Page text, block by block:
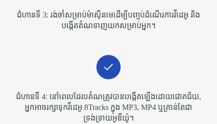
ជំហានទី 3: រង់ចាំសម្រាប់ម៉ាស៊ីនមេដើម្បីបញ្ចប់ដំណើរការវីដេអូ និង
បង្កើតតំណទាញយកសម្រាប់អ្នក។
ជំហាន​ទី 4​: នៅ​ពេល​ដែល​តំណ​ត្រូវ​បាន​បង្កើត​ឡើង​ដោយ​ជោគជ័យ​,
អ្នក​អាច​រក្សា​ទុក​វីដេអូ 8Tracks ក្នុង MP3​, MP4 ឬ​គ្រាន់​តែ​ជា​
ទ្រង់ទ្រាយ​អូឌីយ៉ូ​។